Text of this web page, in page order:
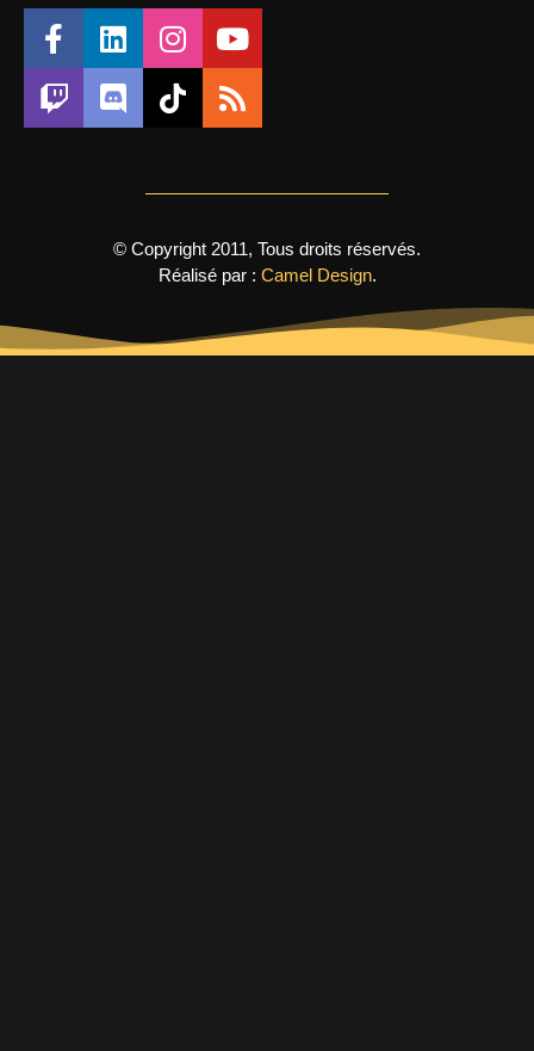
© Copyright 2011, Tous droits réservés.
Réalisé par : Camel Design.